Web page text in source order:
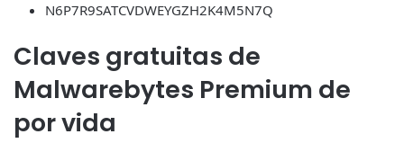
N6P7R9SATCVDWEYGZH2K4M5N7Q
Claves gratuitas de
Malwarebytes Premium de
por vida